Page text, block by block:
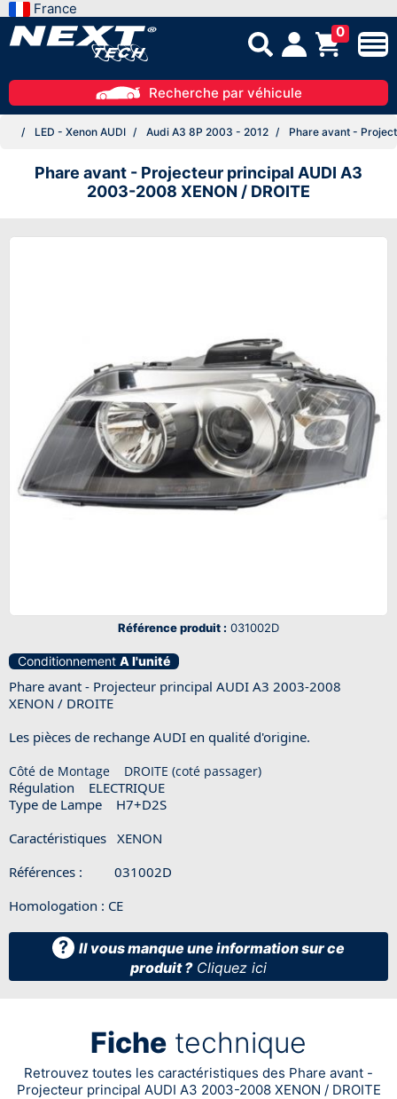
France
0
Recherche par véhicule
LED - Xenon AUDI Audi A3 8P 2003 - 2012 Phare avant -
Phare avant - Projecteur principal AUDI A3
2003-2008 XENON / DROITE
Référence produit : 031002D
Conditionnement A l'unité
Phare avant - Projecteur principal AUDI A3 2003-2008
XENON / DROITE
Les pièces de rechange AUDI en qualité d'origine.
Côté de Montage DROITE (coté passager)
Régulation ELECTRIQUE
Type de Lampe H7+D2S
Caractéristiques XENON
Références : 031002D
Homologation : CE
? Il vous manque une information sur ce
produit ? Cliquez ici
Fiche technique
Retrouvez toutes les caractéristiques des Phare avant -
Projecteur principal AUDI A3 2003-2008 XENON / DROITE